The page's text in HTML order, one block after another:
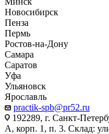
Новосибирск
Пенза
Пермь
Ростов-на-Дону
Самара
Саратов
Уфа
Ульяновск
Ярославль
practik-spb@pr52.ru
192289, г. Санкт-
А, корп. 1, п. 3. Склад: